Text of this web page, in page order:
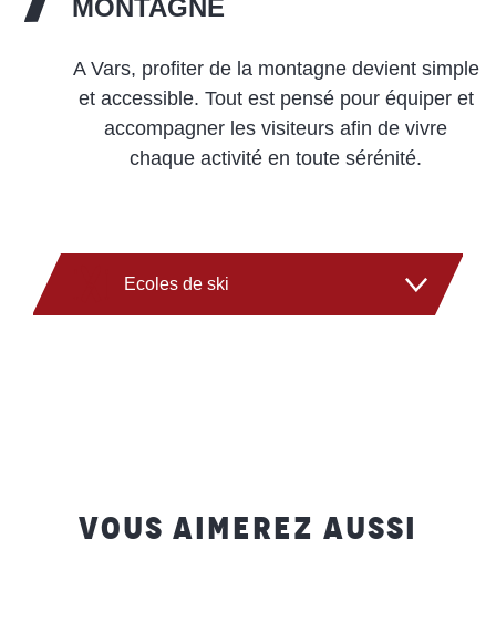
MONTAGNE
A Vars, profiter de la montagne devient simple
et accessible. Tout est pensé pour équiper et
accompagner les visiteurs afin de vivre
chaque activité en toute sérénité.
Ecoles de ski
VOUS AIMEREZ AUSSI